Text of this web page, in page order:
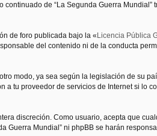
de “La Segunda Guerra Mundial”
de foro publicada bajo la « Licencia Pública
del contenido ni de la conducta
modo, ya sea según la legislación de su
a tu proveedor de servicios de Internet si lo
discreción. Como usuario, acepta que
Guerra Mundial” ni phpBB se harán